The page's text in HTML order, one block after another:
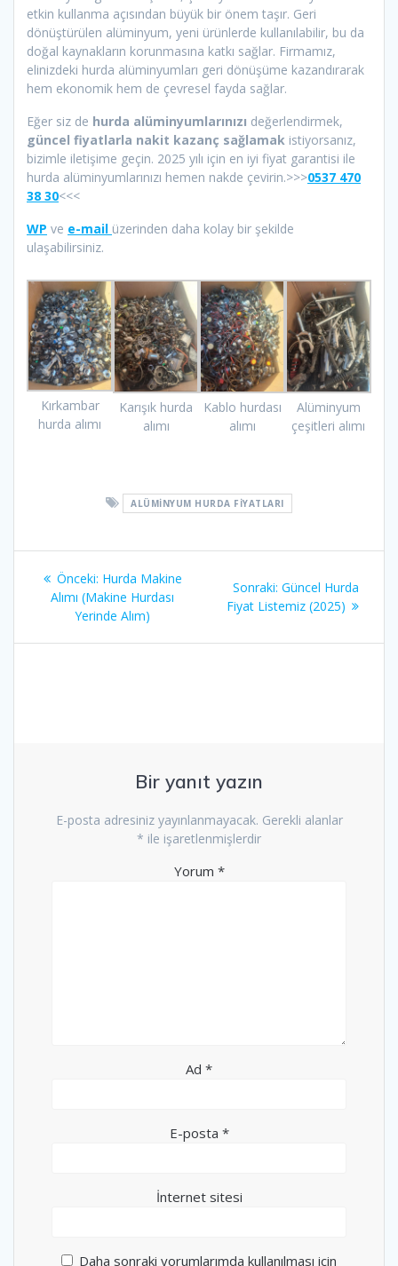
etkin kullanma açısından büyük bir önem taşır. Geri
dönüştürülen alüminyum, yeni ürünlerde kullanılabilir, bu da
doğal kaynakların korunmasına katkı sağlar. Firmamız,
elinizdeki hurda alüminyumları geri dönüşüme kazandırarak
hem ekonomik hem de çevresel fayda sağlar.
Eğer siz de hurda alüminyumlarınızı değerlendirmek,
güncel fiyatlarla nakit kazanç sağlamak istiyorsanız,
bizimle iletişime geçin. 2025 yılı için en iyi fiyat garantisi ile
hurda alüminyumlarınızı hemen nakde çevirin.>>>0537 470
38 30<<<
WP ve e-mail üzerinden daha kolay bir şekilde
ulaşabilirsiniz.
Kırkambar
hurda alımı
Karışık hurda
alımı
Kablo hurdası
alımı
Alüminyum
çeşitleri alımı
ALÜMINYUM HURDA FIYATLARI
Yazı
gezinmesi
Önceki: Önceki
yazı:
Hurda Makine
Alımı (Makine Hurdası
Yerinde Alım)
Sonraki: Sonraki
yazı:
Güncel Hurda
Fiyat Listemiz (2025)
Bir yanıt yazın
E-posta adresiniz yayınlanmayacak. Gerekli alanlar
* ile işaretlenmişlerdir
Yorum *
Ad *
E-posta *
İnternet sitesi
Daha sonraki yorumlarımda kullanılması için